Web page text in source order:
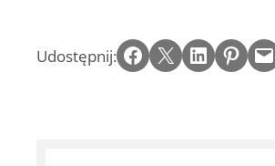
Udostępnij: Share on Facebook Email this Page Share on LinkedIn Share on Pinterest Email this Page